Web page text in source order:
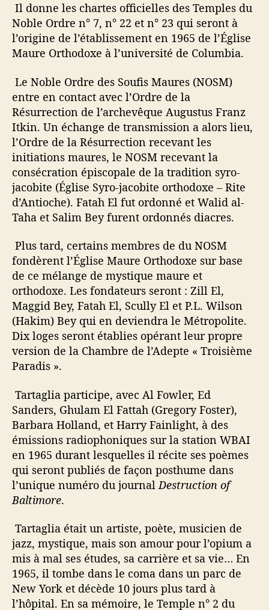
Il donne les chartes officielles des Temples du
Noble Ordre n° 7, n° 22 et n° 23 qui seront à
l’origine de l’établissement en 1965 de l’Église
Maure Orthodoxe à l’université de Columbia.
Le Noble Ordre des Soufis Maures (NOSM)
entre en contact avec l’Ordre de la
Résurrection de l’archevêque Augustus Franz
Itkin. Un échange de transmission a alors lieu,
l’Ordre de la Résurrection recevant les
initiations maures, le NOSM recevant la
consécration épiscopale de la tradition syro-
jacobite (Église Syro-jacobite orthodoxe – Rite
d’Antioche). Fatah El fut ordonné et Walid al-
Taha et Salim Bey furent ordonnés diacres.
Plus tard, certains membres de du NOSM
fondèrent l’Église Maure Orthodoxe sur base
de ce mélange de mystique maure et
orthodoxe. Les fondateurs seront : Zill El,
Maggid Bey, Fatah El, Scully El et P.L. Wilson
(Hakim) Bey qui en deviendra le Métropolite.
Dix loges seront établies opérant leur propre
version de la Chambre de l’Adepte « Troisième
Paradis ».
Tartaglia participe, avec Al Fowler, Ed
Sanders, Ghulam El Fattah (Gregory Foster),
Barbara Holland, et Harry Fainlight, à des
émissions radiophoniques sur la station WBAI
en 1965 durant lesquelles il récite ses poèmes
qui seront publiés de façon posthume dans
l’unique numéro du journal Destruction of
Baltimore.
Tartaglia était un artiste, poète, musicien de
jazz, mystique, mais son amour pour l’opium a
mis à mal ses études, sa carrière et sa vie… En
1965, il tombe dans le coma dans un parc de
New York et décède 10 jours plus tard à
l’hôpital. En sa mémoire, le Temple n° 2 du